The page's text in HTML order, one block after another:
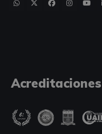
Acreditaciones